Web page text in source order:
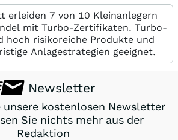
erleiden 7 von 10 Kleinanlegern
mit Turbo-Zertifikaten. Turbo-
hoch risikoreiche Produkte und
Anlagestrategien geeignet.
Newsletter
unsere kostenlosen Newsletter
Sie nichts mehr aus der
Redaktion